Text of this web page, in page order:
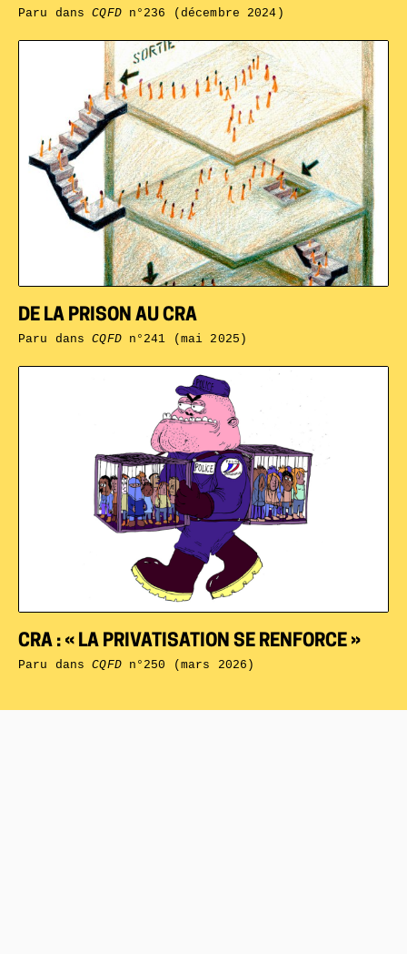
CRA : « LA PRIVATISATION SE RENFORCE »
Paru dansCQFDn°250 (mars 2026)
DE LA PRISON AU CRA
Paru dansCQFDn°241 (mai 2025)
Paru dansCQFDn°236 (décembre 2024)